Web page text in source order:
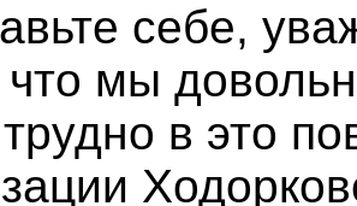
себе,
мы
в это